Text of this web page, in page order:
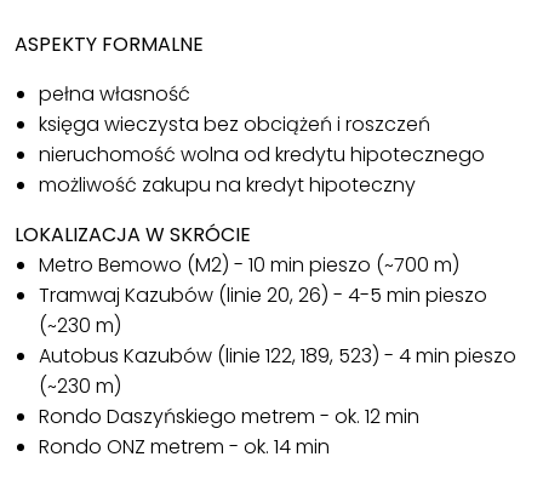
ASPEKTY FORMALNE
pełna własność
księga wieczysta bez obciążeń i roszczeń
nieruchomość wolna od kredytu hipotecznego
możliwość zakupu na kredyt hipoteczny
LOKALIZACJA W SKRÓCIE
Metro Bemowo (M2) - 10 min pieszo (~700 m)
Tramwaj Kazubów (linie 20, 26) - 4-5 min pieszo
(~230 m)
Autobus Kazubów (linie 122, 189, 523) - 4 min pieszo
(~230 m)
Rondo Daszyńskiego metrem - ok. 12 min
Rondo ONZ metrem - ok. 14 min